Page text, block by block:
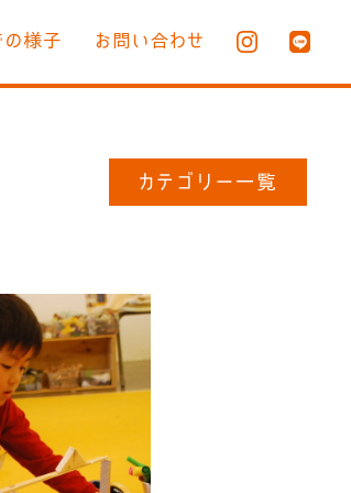
の様子 お問い合わせ
カテゴリー一覧